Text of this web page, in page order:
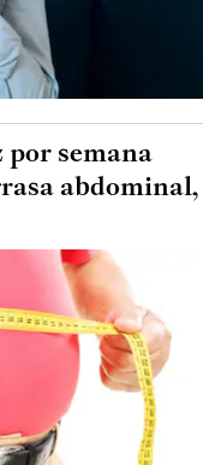
por semana
abdominal,